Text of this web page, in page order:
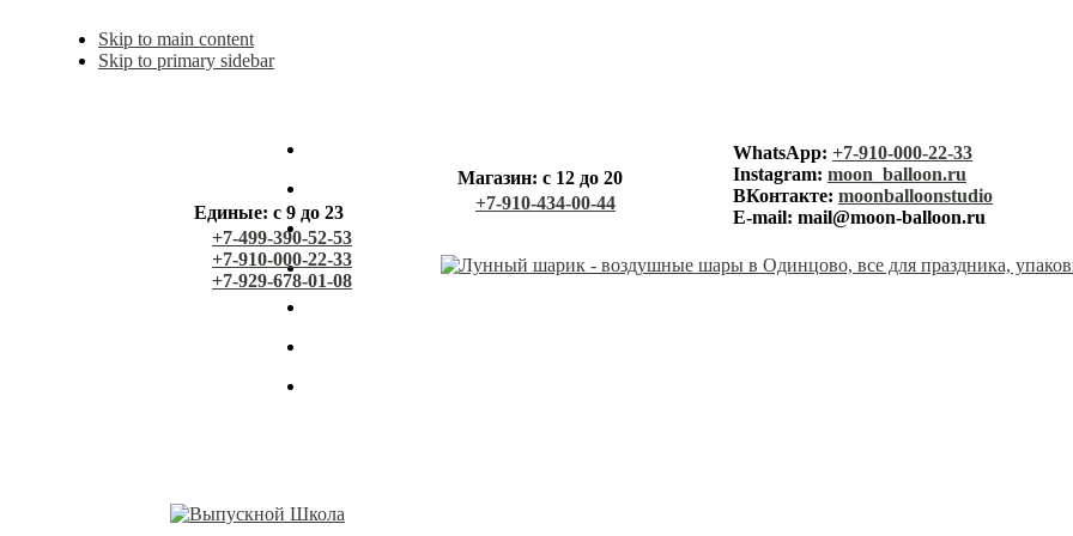
Skip to main content
Skip to primary sidebar
лунный
заказ
Единые: с 9 до 23
+7-499-390-52-53
+7-910-000-22-33
+7-929-678-01-08
Магазин: с 12 до 20
+7-910-434-00-44
WhatsApp: +7-910-000-22-33
Instagram: moon_balloon.ru
ВКонтакте: moonballoonstudio
E-mail: mail@moon-balloon.ru